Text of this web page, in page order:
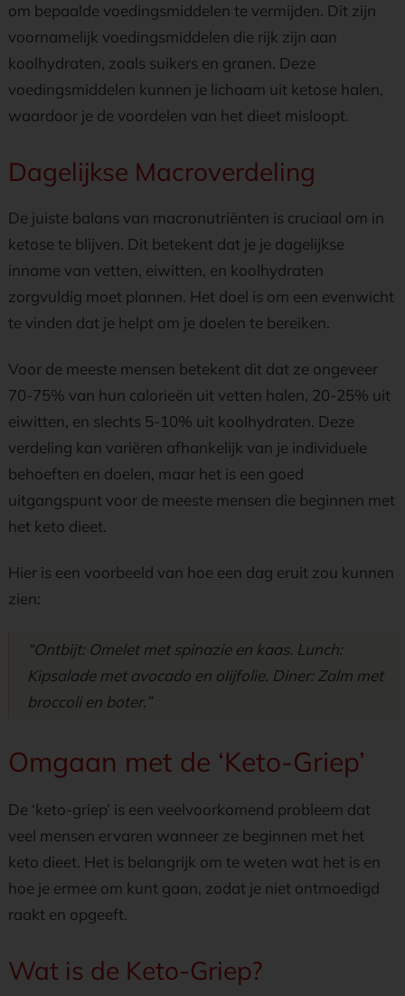
om bepaalde voedingsmiddelen te vermijden. Dit zijn
voornamelijk voedingsmiddelen die rijk zijn aan
koolhydraten, zoals suikers en granen. Deze
voedingsmiddelen kunnen je lichaam uit ketose halen,
waardoor je de voordelen van het dieet misloopt.
Dagelijkse Macroverdeling
De juiste balans van macronutriënten is cruciaal om in
ketose te blijven. Dit betekent dat je je dagelijkse
inname van vetten, eiwitten, en koolhydraten
zorgvuldig moet plannen. Het doel is om een evenwicht
te vinden dat je helpt om je doelen te bereiken.
Voor de meeste mensen betekent dit dat ze ongeveer
70-75% van hun calorieën uit vetten halen, 20-25% uit
eiwitten, en slechts 5-10% uit koolhydraten. Deze
verdeling kan variëren afhankelijk van je individuele
behoeften en doelen, maar het is een goed
uitgangspunt voor de meeste mensen die beginnen met
het keto dieet.
Hier is een voorbeeld van hoe een dag eruit zou kunnen
zien:
“Ontbijt: Omelet met spinazie en kaas. Lunch:
Kipsalade met avocado en olijfolie. Diner: Zalm met
broccoli en boter.”
Omgaan met de ‘Keto-Griep’
De ‘keto-griep’ is een veelvoorkomend probleem dat
veel mensen ervaren wanneer ze beginnen met het
keto dieet. Het is belangrijk om te weten wat het is en
hoe je ermee om kunt gaan, zodat je niet ontmoedigd
raakt en opgeeft.
Wat is de Keto-Griep?